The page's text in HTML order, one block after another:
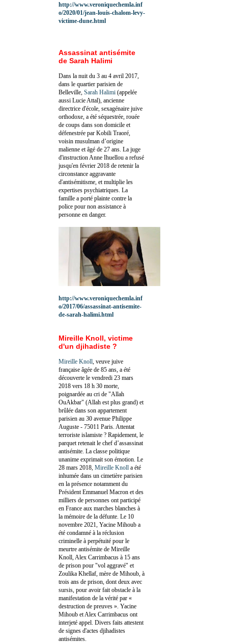
http://www.veroniquechemla.inf
o/2020/01/jean-louis-chalom-levy-
victime-dune.html
Assassinat antisémite
de Sarah Halimi
Dans la nuit du 3 au 4 avril 2017,
dans le quartier parisien de
Belleville, Sarah Halimi (appelée
aussi Lucie Attal), ancienne
directrice d'école, sexagénaire juive
orthodoxe, a été séquestrée, rouée
de coups dans son domicile et
défenestrée par Kobili Traoré,
voisin musulman d’origine
malienne et âgé de 27 ans. La juge
d'instruction Anne Ihuellou a refusé
jusqu'en février 2018 de retenir la
circonstance aggravante
d'antisémitisme, et multiplie les
expertises psychiatriques. La
famille a porté plainte contre la
police pour non assistance à
personne en danger.
http://www.veroniquechemla.inf
o/2017/06/assassinat-antisemite-
de-sarah-halimi.html
Mireille Knoll, victime
d'un djihadiste ?
Mireille Knoll , veuve juive
française âgée de 85 ans, a été
découverte le vendredi 23 mars
2018 vers 18 h 30 morte,
poignardée au cri de "Allah
OuAkbar" (Allah est plus grand) et
brûlée dans son appartement
parisien au 30 avenue Philippe
Auguste - 75011 Paris. Attentat
terroriste islamiste ? Rapidement, le
parquet retenait le chef d’assassinat
antisémite. La classe politique
unanime exprimait son émotion. Le
28 mars 2018, Mireille Knoll a été
inhumée dans un cimetière parisien
en la présence notamment du
Président Emmanuel Macron et des
milliers de personnes ont participé
en France aux marches blanches à
la mémoire de la défunte. Le 10
novembre 2021, Yacine Mihoub a
été condamné à la réclusion
criminelle à perpétuité pour le
meurtre antisémite de Mireille
Knoll, Alex Carrimbacus à 15 ans
de prison pour "vol aggravé" et
Zoulika Khellaf, mère de Mihoub, à
trois ans de prison, dont deux avec
sursis, pour avoir fait obstacle à la
manifestation de la vérité par «
destruction de preuves ». Yacine
Mihoub et Alex Carrimbacus ont
interjeté appel. Divers faits attestent
de signes d'actes djihadistes
antisémites.